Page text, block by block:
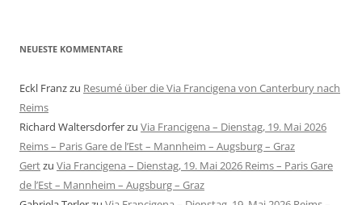
NEUESTE KOMMENTARE
Eckl Franzzu Resumé über die Via Francigena von Canterbury nach
Reims
Richard Waltersdorferzu Via Francigena – Dienstag, 19. Mai 2026
Reims – Paris Gare de l’Est – Mannheim – Augsburg – Graz
Gertzu Via Francigena – Dienstag, 19. Mai 2026 Reims – Paris Gare
de l’Est – Mannheim – Augsburg – Graz